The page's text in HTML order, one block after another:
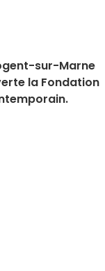
sur-Marne
la Fondation